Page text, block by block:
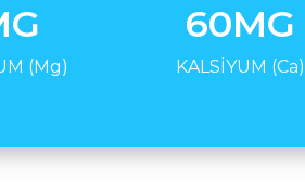
olan Maltodekstrin, Fruktoz
bir şekilde desteklenir.
Potasyum, Kalsiyum
(Mg)
60MG
KALSİYUM (Ca)